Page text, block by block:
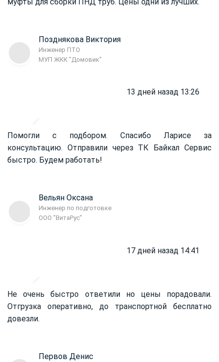
Позднякова Виктория
Инженер ПТО
МУП ЖКК "Домовик"
13 дней назад 13:26
Помогли с подбором. Спасибо Ларисе за
консультацию. Отправили через ТК Байкал Сервис
быстро. Будем работать!
Вельян Оксана
Инженер по подготовке
ООО "ВитаРус"
17 дней назад 14:41
Не очень быстро ответили но цены порадовали.
Отгрузка оперативно, до транспортной бесплатно
довезли.
Первов Денис